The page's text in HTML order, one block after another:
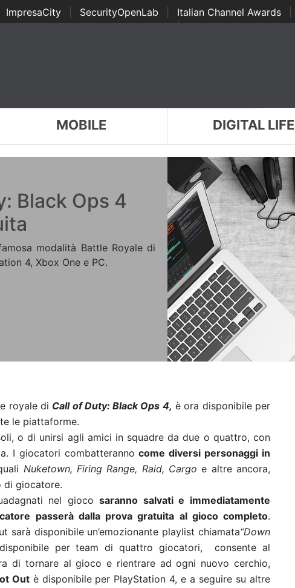
ImpresaCity SecurityOpenLab Italian Channel Awards
Awards | ...
MOBILE DIGITAL LIFE
Black Ops 4
modalità Battle Royale di
4, Xbox One e PC.
royale di Call of Duty: Black Ops 4, è ora disponibile per
le piattaforme.
o di unirsi agli amici in squadre da due o quattro, con
I giocatori combatteranno come diversi personaggi in
Nuketown, Firing Range, Raid, Cargo e altre ancora,
di giocatore.
nel giocosaranno salvati e immediatamente
passerà dalla prova gratuita al gioco completo.
sarà disponibile un’emozionante playlist chiamata“Down
per team di quattro giocatori, consente al
di tornare al gioco e rientrare ad ogni nuovo cerchio,
Outè disponibile per PlayStation 4, e a seguire su altre